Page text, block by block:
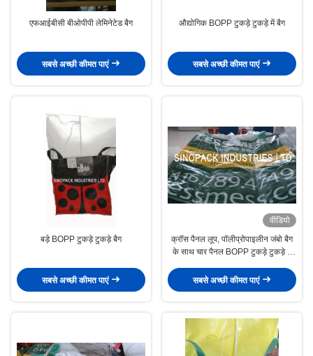
एफआईबीसी बीओपीपी लेमिनेटेड बैग
सबसे अच्छी कीमत पाएं
औद्योगिक BOPP टुकड़े टुकड़े में बैग
सबसे अच्छी कीमत पाएं
बड़े BOPP टुकड़े टुकड़े बैग
सबसे अच्छी कीमत पाएं
वीडियो
क्रॉस पैनल लूप, पॉलीप्रोपाइलीन जंबो बैग
के साथ चार पैनल BOPP टुकड़े टुकड़े में
सबसे अच्छी कीमत पाएं